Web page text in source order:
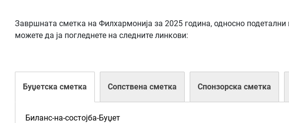
Завршната сметка на Филхармонија за 2025 година, односно
можете да ја погледнете на следните линкови:
Буџетска сметка Сопствена сметка Спонзорска сметка
Биланс-на-состојба-Буџет